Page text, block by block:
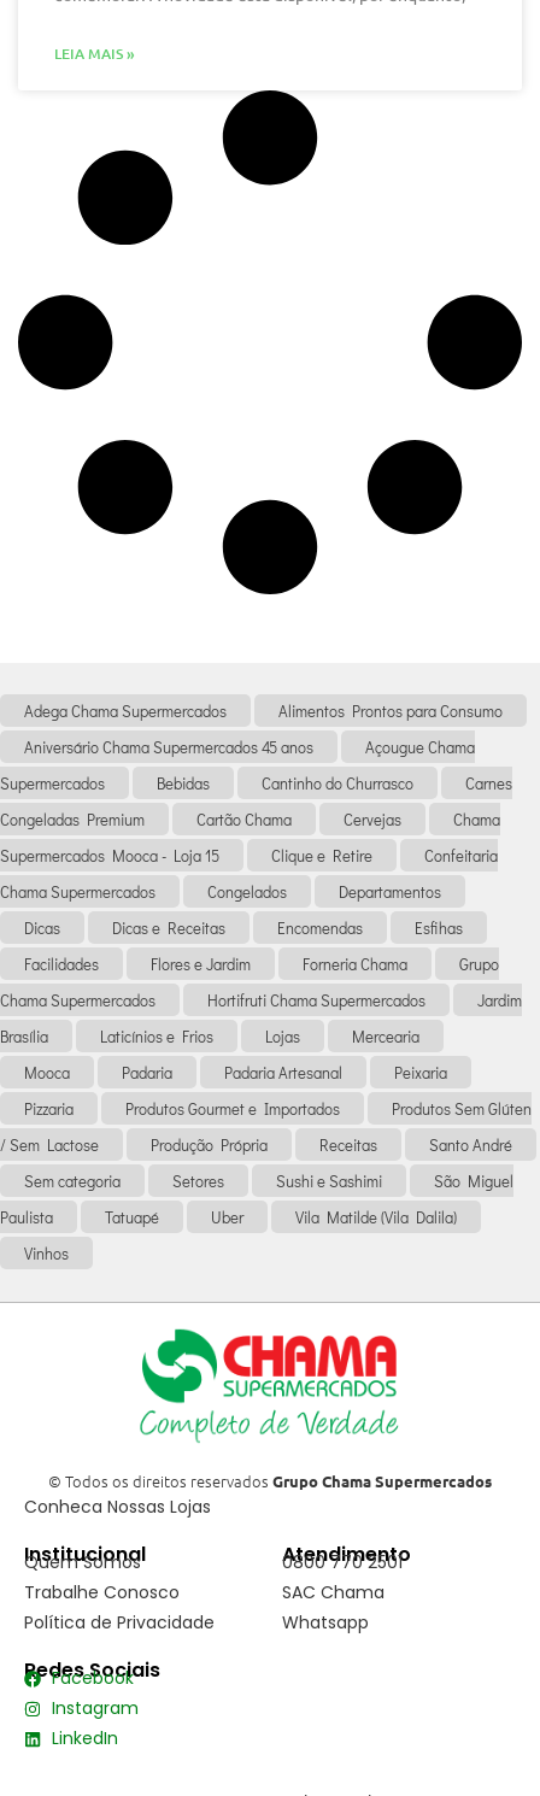
LEIA MAIS »
Adega Chama Supermercados
Alimentos Prontos para Consumo
Aniversário Chama Supermercados 45 anos
Açougue Chama
Supermercados
Bebidas Cantinho do Churrasco
Carnes
Congeladas Premium
Cartão Chama Cervejas
Chama
Supermercados Mooca - Loja 15
Clique e Retire
Confeitaria
Chama Supermercados
Congelados
Departamentos
Dicas
Dicas e Receitas Encomendas
Esfihas
Facilidades
Flores e Jardim Forneria Chama
Grupo
Chama Supermercados
Hortifruti Chama Supermercados
Jardim
Brasília
Laticínios e Frios Lojas
Mercearia
Mooca
Padaria Padaria Artesanal
Peixaria
Pizzaria
Produtos Gourmet e Importados
Produtos Sem Glúten
/ Sem Lactose
Produção Própria Receitas
Santo André
Sem categoria
Setores Sushi e Sashimi
São Miguel
Paulista
Tatuapé Uber
Vila Matilde (Vila Dalila)
Vinhos
© Todos os direitos reservados Grupo Chama Supermercados
Conheca Nossas Lojas
Institucional
Quem Somos
Trabalhe Conosco
Política de Privacidade
Atendimento
0800 770 2501
SAC Chama
Whatsapp
Redes Sociais
Facebook
Instagram
LinkedIn